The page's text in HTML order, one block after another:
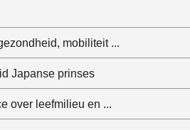
mobiliteit ...
Japanse prinses
over leefmilieu en ...